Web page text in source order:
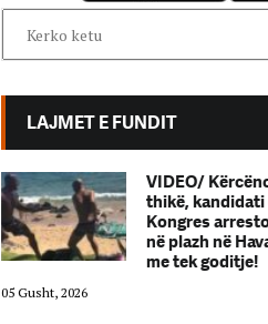
LAJMET E FUNDIT
VIDEO/
thikë,
Kongres
në plazh në
me tek goditje!
05 Gusht, 2026